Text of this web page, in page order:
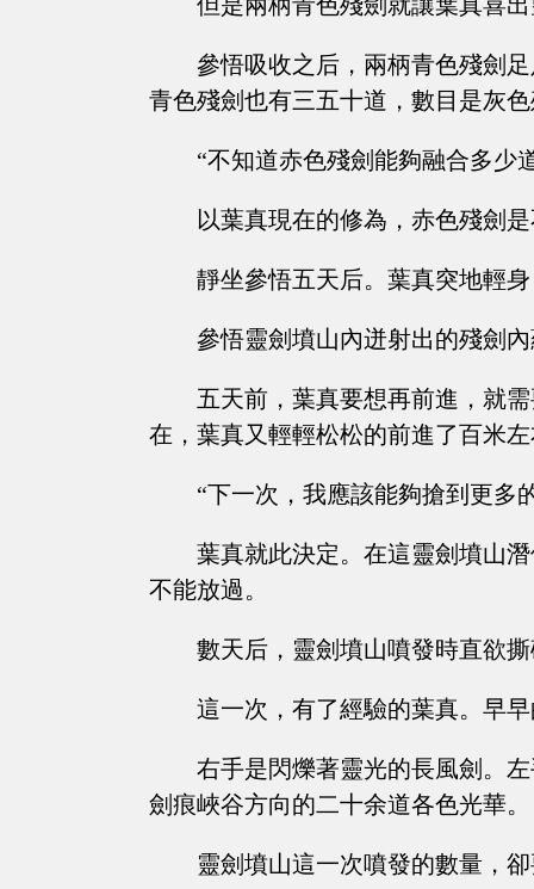
參悟吸收之后，兩柄青色殘劍
青色殘劍也有三五十道，數目是灰
“不知道赤色殘劍能夠融合多少
以葉真現在的修為，赤色殘劍
靜坐參悟五天后。葉真突地輕
參悟靈劍墳山內迸射出的殘劍
五天前，葉真要想再前進，就
在，葉真又輕輕松松的前進了百米
“下一次，我應該能夠搶到更多
葉真就此決定。在這靈劍墳山
不能放過。
數天后，靈劍墳山噴發時直欲
這一次，有了經驗的葉真。早
右手是閃爍著靈光的長風劍。
劍痕峽谷方向的二十余道各色光華。
靈劍墳山這一次噴發的數量，